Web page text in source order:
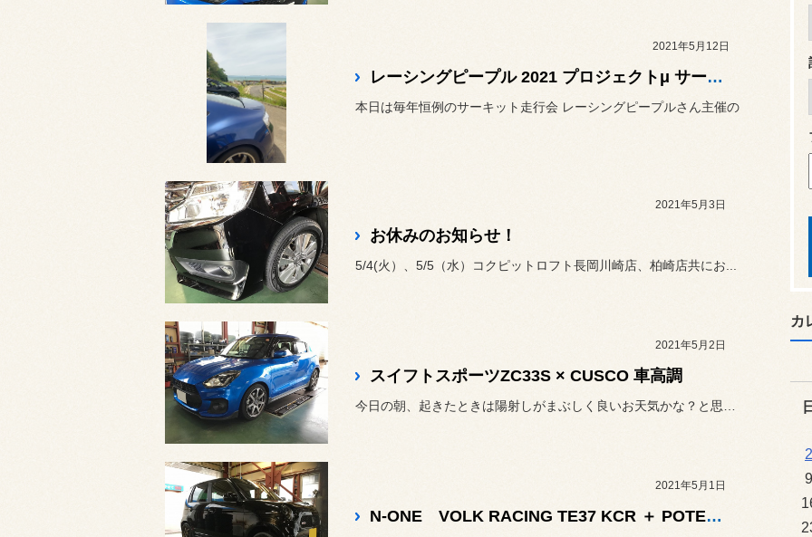
2021年5月12日
レーシングピープル 2021 プロジェクトμ サーキットチャレンジin間瀬 第1戦
本日は毎年恒例のサーキット走行会 レーシングピープルさん主催の
2021年5月3日
お休みのお知らせ！
5/4(火）、5/5（水）コクピットロフト長岡川崎店、柏崎店共にお...
2021年5月2日
スイフトスポーツZC33S × CUSCO 車高調
2021年5月1日
N-ONE VOLK RACING TE37 KCR ＋ POTENZA Adrenalin RE004
カ
2
9